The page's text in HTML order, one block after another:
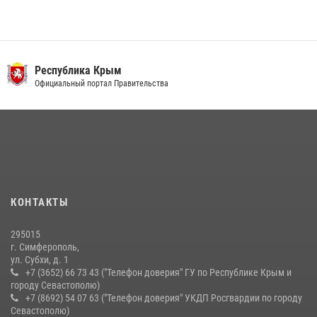
Росгвардейцы Крыма и Севастополя отметили День Крещения Руси
Республика Крым
Официальный портал Правительства
КОНТАКТЫ
295015
г. Симферополь,
ул. Субхи, д. 1
+7 (3652) 66 73 43 ("Телефон доверия" ГУ по Республике Крым и
городу Севастополю)
+7 (8692) 54 07 63 ("Телефон доверия" УКДП Росгвардии по городу
Севастополю)